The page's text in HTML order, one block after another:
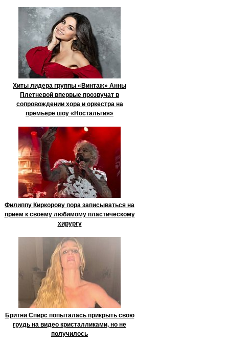
Хиты лидера группы «Винтаж» Анны
Плетневой впервые прозвучат в
сопровождении хора и оркестра на
премьере шоу «Ностальгия»
Филиппу Киркорову пора записываться на
прием к своему любимому пластическому
хирургу
Бритни Спирс попыталась прикрыть свою
грудь на видео кристалликами, но не
получилось